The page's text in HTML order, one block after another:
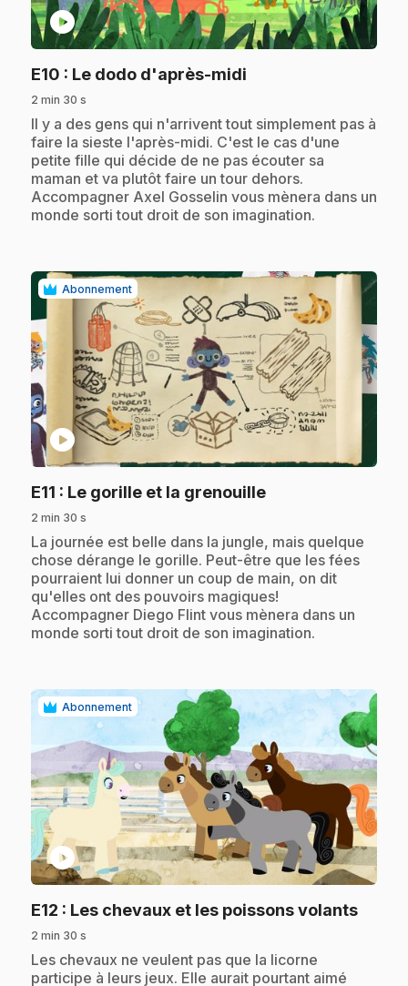
play_circle
E10 : Le dodo d'après-midi
2 min 30 s
.Il y a des gens qui n'arrivent tout simplement pas à
faire la sieste l'après-midi. C'est le cas d'une
petite fille qui décide de ne pas écouter sa
maman et va plutôt faire un tour dehors.
Accompagner Axel Gosselin vous mènera dans un
monde sorti tout droit de son imagination.
Abonnement
play_circle
E11 : Le gorille et la grenouille.
2 min 30 s
.La journée est belle dans la jungle, mais quelque
chose dérange le gorille. Peut-être que les fées
pourraient lui donner un coup de main, on dit
qu'elles ont des pouvoirs magiques!
Accompagner Diego Flint vous mènera dans un
monde sorti tout droit de son imagination.
Abonnement
play_circle
E12 : Les chevaux et les poissons volants.
2 min 30 s
.Les chevaux ne veulent pas que la licorne
participe à leurs jeux. Elle aurait pourtant aimé